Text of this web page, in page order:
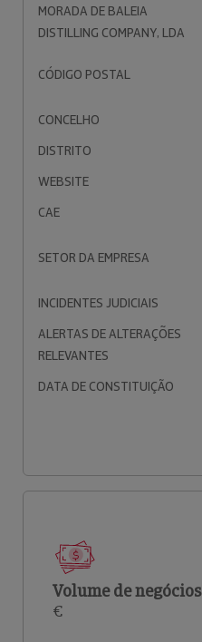
MORADA DE BALEIA
DISTILLING COMPANY, LDA
CÓDIGO POSTAL
CONCELHO
DISTRITO
WEBSITE
CAE
SETOR DA EMPRESA
INCIDENTES JUDICIAIS
ALERTAS DE ALTERAÇÕES
RELEVANTES
DATA DE CONSTITUIÇÃO
Volume de negócios
€